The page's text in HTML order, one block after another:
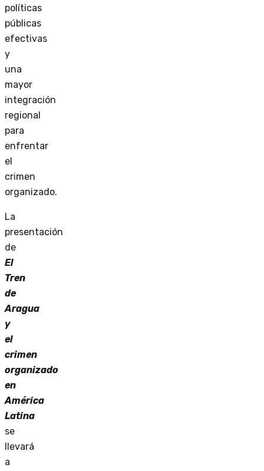
políticas
públicas
efectivas
y
una
mayor
integración
regional
para
enfrentar
el
crimen
organizado.
La
presentación
de
El
Tren
de
Aragua
y
el
crimen
organizado
en
América
Latina
se
llevará
a